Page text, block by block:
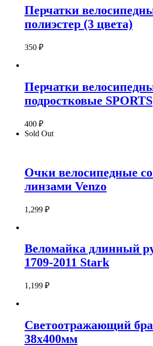
Перчатки
полиэстер (3 цвета)
350 ₽
Перчатки
подростковые SPORTS
400 ₽
Sold Out
Очки велосипедные
линзами Venzo
1,299 ₽
Веломайка длинный
1709-2011 Stark
1,199 ₽
Светоотражающий
38х400мм